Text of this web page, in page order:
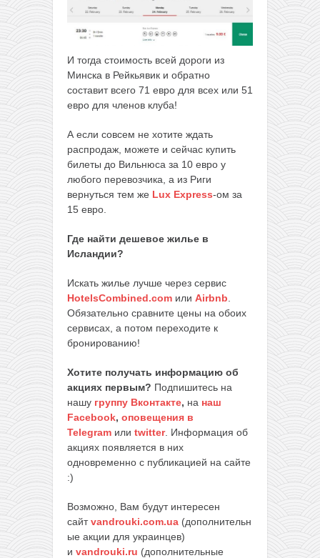
И тогда стоимость всей дороги из
Минска в Рейкьявик и обратно
составит всего 71 евро для всех или 51
евро для членов клуба!
А если совсем не хотите ждать
распродаж, можете и сейчас купить
билеты до Вильнюса за 10 евро у
любого перевозчика, а из Риги
вернуться тем же Lux Express-ом за
15 евро.
Где найти дешевое жилье в
Исландии?
Искать жилье лучше через сервис
HotelsCombined.com или Airbnb
Обязательно сравните цены на обоих
сервисах, а потом переходите к
бронированию!
Хотите получать информацию об
акциях первым? Подпишитесь на
нашу группу Вконтакте, на наш
Facebook, оповещения в
Telegram или twitter. Информация об
акциях появляется в них
одновременно с публикацией на сайте
:)
Возможно, Вам будут интересен
сайтvandrouki.com.ua (дополнительн
ые акции для украинцев)
и vandrouki.ru (дополнительные